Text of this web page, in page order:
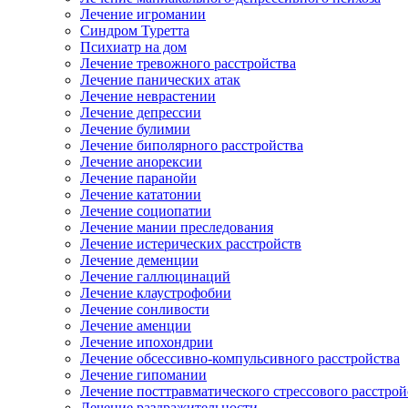
Лечение игромании
Синдром Туретта
Психиатр на дом
Лечение тревожного расстройства
Лечение панических атак
Лечение неврастении
Лечение депрессии
Лечение булимии
Лечение биполярного расстройства
Лечение анорексии
Лечение паранойи
Лечение кататонии
Лечение социопатии
Лечение мании преследования
Лечение истерических расстройств
Лечение деменции
Лечение галлюцинаций
Лечение клаустрофобии
Лечение сонливости
Лечение аменции
Лечение ипохондрии
Лечение обсессивно-компульсивного расстройства
Лечение гипомании
Лечение посттравматического стрессового